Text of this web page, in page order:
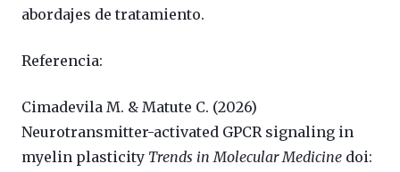
abordajes de tratamiento.
Referencia:
Cimadevila M. & Matute C. (2026)
Neurotransmitter-activated GPCR signaling in
myelin plasticity Trends in Molecular Medicine doi: